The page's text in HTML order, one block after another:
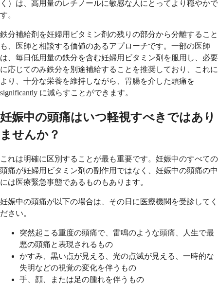
く）は、高用量のレチノールに敏感な人にとってより穏やかで
す。
鉄分補給剤を妊婦用ビタミン剤の残りの部分から分離すること
も、医師と相談する価値のあるアプローチです。一部の医師
は、毎日低用量の鉄分を含む妊婦用ビタミン剤を服用し、必要
に応じてのみ鉄分を別途補給することを推奨しており、これに
より、十分な栄養を維持しながら、胃腸を介した頭痛を
significantly に減らすことができます。
妊娠中の頭痛はいつ軽視すべきではあり
ませんか？
これは明確に区別することが最も重要です。妊娠中のすべての
頭痛が妊婦用ビタミン剤の副作用ではなく、妊娠中の頭痛の中
には医療緊急事態であるものもあります。
妊娠中の頭痛が以下の場合は、その日に医療機関を受診してく
ださい。
突然起こる重度の頭痛で、雷鳴のような頭痛、人生で最
悪の頭痛と表現されるもの
かすみ、黒い点が見える、光の点滅が見える、一時的な
失明などの視覚の変化を伴うもの
手、顔、または足の腫れを伴うもの